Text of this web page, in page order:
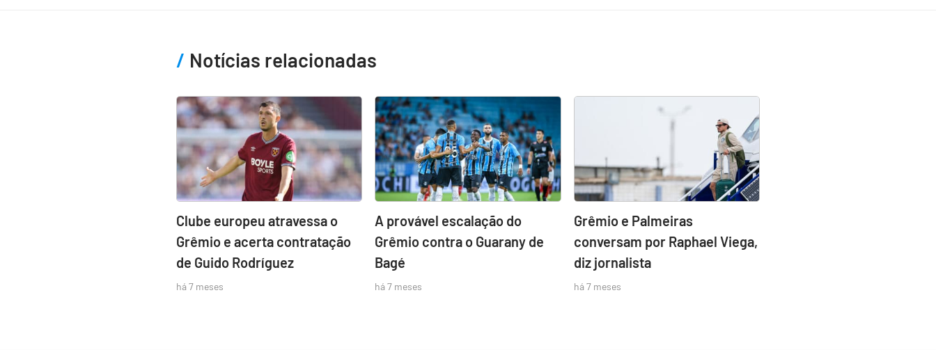
Notícias relacionadas
Clube europeu atravessa o
Grêmio e acerta contratação
de Guido Rodríguez
há 7 meses
A provável escalação do
Grêmio contra o Guarany de
Bagé
há 7 meses
Grêmio e Palmeiras
conversam por Raphael Viega,
diz jornalista
há 7 meses